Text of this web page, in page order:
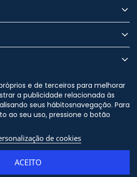
e de terceiros para melhorar
a publicidade relacionada às
seus hábitosnavegação. Para
ao seu uso, pressione o botão
de cookies
ACEITO
Nos siga no
- ORION91 - CIF
- Todos os direitos